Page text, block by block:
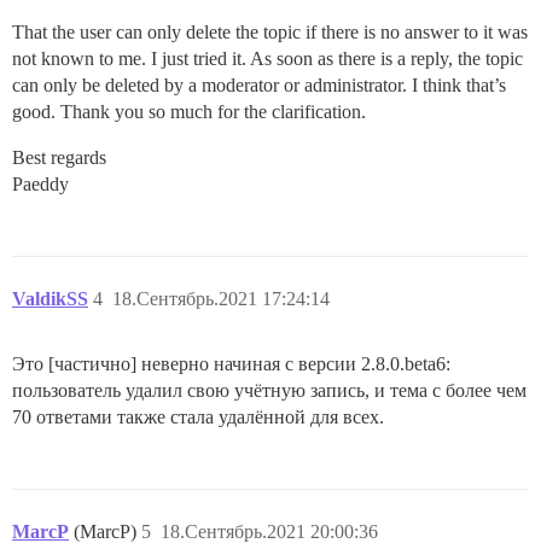
That the user can only delete the topic if there is no answer to it was
not known to me. I just tried it. As soon as there is a reply, the topic
can only be deleted by a moderator or administrator. I think that’s
good. Thank you so much for the clarification.
Best regards
Paeddy
ValdikSS 18.Сентябрь.2021 17:24:14
4
Это [частично] неверно начиная с версии 2.8.0.beta6:
пользователь удалил свою учётную запись, и тема с более чем
70 ответами также стала удалённой для всех.
MarcP (MarcP) 18.Сентябрь.2021 20:00:36
5